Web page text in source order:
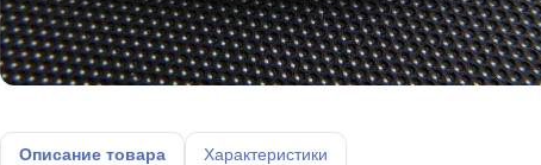
Описание товара Характеристики